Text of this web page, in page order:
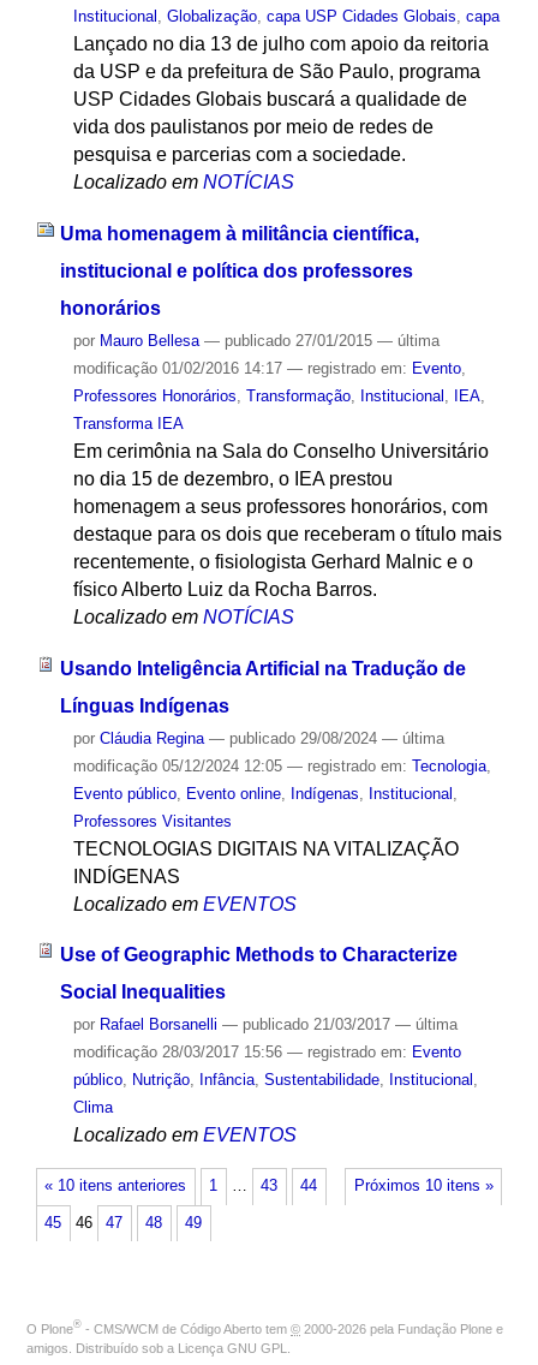
Institucional , Globalização, capa USP Cidades Globais, capa
Lançado no dia 13 de julho com apoio da reitoria
da USP e da prefeitura de São Paulo, programa
USP Cidades Globais buscará a qualidade de
vida dos paulistanos por meio de redes de
pesquisa e parcerias com a sociedade.
Localizado em NOTÍCIAS
Uma homenagem à militância científica,
institucional e política dos professores
honorários
por Mauro Bellesa — publicado27/01/2015 — última
modificação01/02/2016 14:17 — registrado em: Evento,
Professores Honorários Transformação, Institucional IEA,
Transforma IEA
Em cerimônia na Sala do Conselho Universitário
no dia 15 de dezembro, o IEA prestou
homenagem a seus professores honorários, com
destaque para os dois que receberam o título mais
recentemente, o fisiologista Gerhard Malnic e o
físico Alberto Luiz da Rocha Barros.
Localizado em NOTÍCIAS
Usando Inteligência Artificial na Tradução de
Línguas Indígenas
por Cláudia Regina — publicado29/08/2024 — última
modificação05/12/2024 12:05 — registrado em: Tecnologia,
Evento público, Evento online, Indígenas Institucional
Professores Visitantes
TECNOLOGIAS DIGITAIS NA VITALIZAÇÃO
INDÍGENAS
Localizado em EVENTOS
Use of Geographic Methods to Characterize
Social Inequalities
por Rafael Borsanelli — publicado21/03/2017 — última
modificação28/03/2017 15:56 — registrado em: Evento
público, Nutrição, Infância, Sustentabilidade, Institucional ,
Clima
Localizado em EVENTOS
« 10 itens anteriores Próximos 10 itens »
1 … 43 44
45 46 47 48 49
O Plone® - CMS/WCM de Código Aberto tem © 2000-2026 pela Fundação Plone e
amigos. Distribuído sob a Licença GNU GPL